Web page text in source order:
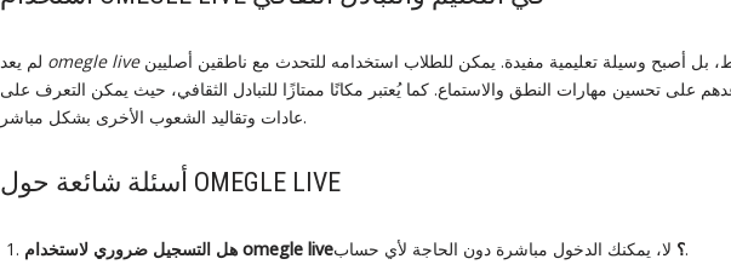
omegle liveمقتصرًا على الترفيه فقط، بل أصبح وسيلة تعليمية مفيدة. يمكن للطلاب استخدامه للتحدث مع ناطقين أصليين
على تحسين مهارات النطق والاستماع. كما يُعتبر مكانًا ممتازًا للتبادل الثقافي، حيث يمكن التعرف على
عادات وتقاليد الشعوب الأخرى بشكل مباشر.
أسئلة شائعة حول OMEGLE LIVE
هل التسجيل ضروري لاستخدام omegle live؟لا، يمكنك الدخول مباشرة دون الحاجة لأي حساب.